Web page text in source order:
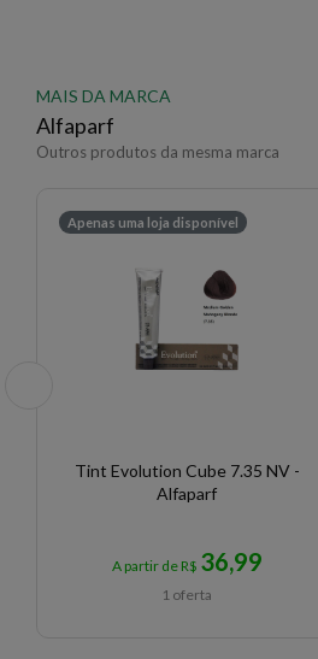
MAIS DA MARCA
Alfaparf
Outros produtos da mesma marca
Apenas uma loja disponível
Tint Evolution Cube 7.35 NV -
Alfaparf
A partir de R$ 36,99
1 oferta